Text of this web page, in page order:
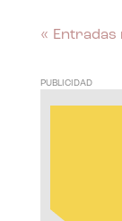
« Entradas
PUBLICIDAD